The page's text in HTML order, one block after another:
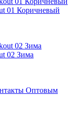
01 Коричневый
02 Зима
Оптовым